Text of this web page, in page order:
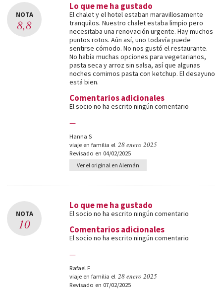
NOTA
8,8
Lo que me ha gustado
El chalet y el hotel estaban maravillosamente
tranquilos. Nuestro chalet estaba limpio pero
necesitaba una renovación urgente. Hay muchos
puntos rotos. Aún así, uno todavía puede
sentirse cómodo. No nos gustó el restaurante.
No había muchas opciones para vegetarianos,
pasta seca y arroz sin salsa, así que algunas
noches comimos pasta con ketchup. El desayuno
está bien.
Comentarios adicionales
El socio no ha escrito ningún comentario
—
Hanna S
viaje en familia el 28 enero 2025
Revisado en 04/02/2025
Ver el original en Alemán
NOTA
10
Lo que me ha gustado
El socio no ha escrito ningún comentario
Comentarios adicionales
El socio no ha escrito ningún comentario
—
Rafael F
viaje en familia el 28 enero 2025
Revisado en 07/02/2025